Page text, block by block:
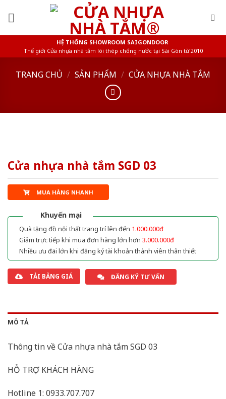
HỆ THỐNG SHOWROOM SAIGONDOOR
Thế giới Cửa nhựa nhà tắm lõi thép chống nước tại Sài Gòn từ 2010
TRANG CHỦ / SẢN PHẨM / CỬA NHỰA NHÀ TẮM
Cửa nhựa nhà tắm SGD 03
MUA HÀNG NHANH
Khuyến mại
Quà tặng đồ nội thất trang trí lên đến 1.000.000đ
Giảm trực tiếp khi mua đơn hàng lớn hơn 3.000.000đ
Nhiều ưu đãi lớn khi đăng ký tài khoản thành viên thân thiết
TẢI BẢNG GIÁ ĐĂNG KÝ TƯ VẤN
MÔ TẢ
Thông tin về Cửa nhựa nhà tắm SGD 03
HỖ TRỢ KHÁCH HÀNG
Hotline 1: 0933.707.707